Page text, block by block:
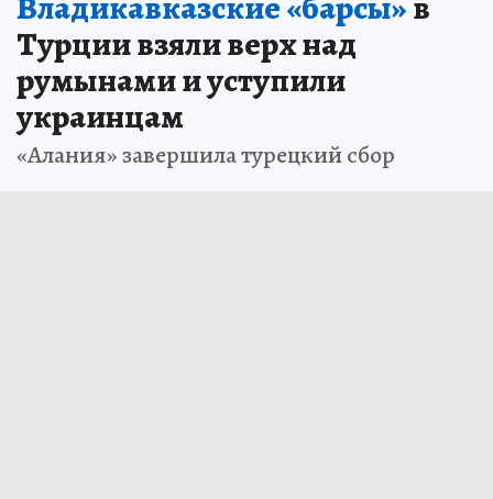
Турции взяли верх над
румынами и уступили
украинцам
«Алания» завершила турецкий сбор